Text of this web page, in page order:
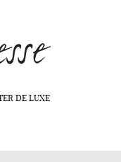
DE LUXE